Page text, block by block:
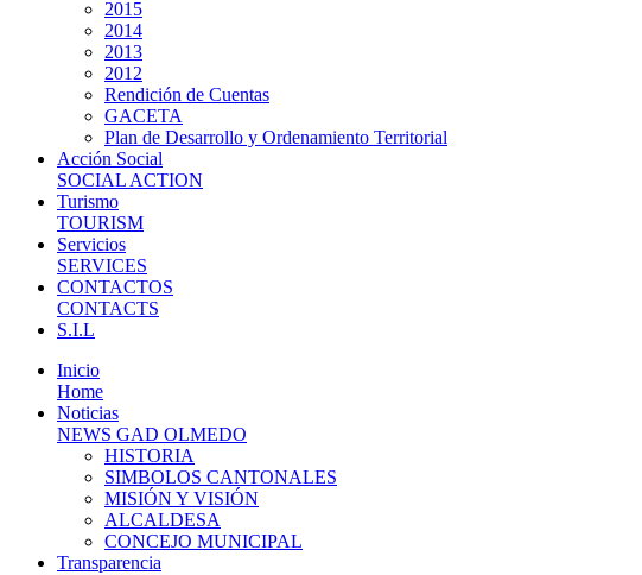
2015
2014
2013
2012
Rendición de Cuentas
GACETA
Plan de Desarrollo y Ordenamiento Territorial
Acción Social
SOCIAL ACTION
Turismo
TOURISM
Servicios
SERVICES
CONTACTOS
CONTACTS
S.I.L
Inicio
Home
Noticias
NEWS GAD OLMEDO
HISTORIA
SIMBOLOS CANTONALES
MISIÓN Y VISIÓN
ALCALDESA
CONCEJO MUNICIPAL
Transparencia